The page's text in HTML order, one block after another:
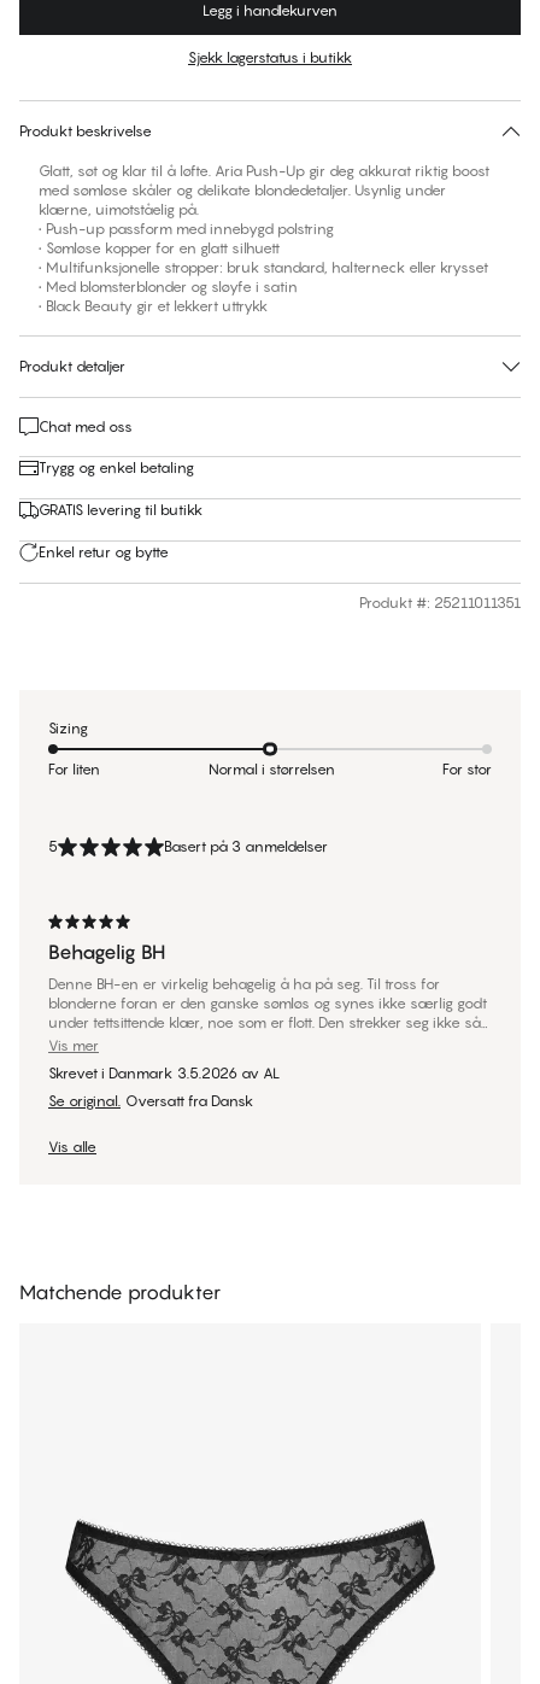
Legg i handlekurven
Sjekk lagerstatus i butikk
Produkt beskrivelse
Glatt, søt og klar til å løfte. Aria Push-Up gir deg akkurat riktig boost
med sømløse skåler og delikate blondedetaljer. Usynlig under
klærne, uimotståelig på.
• Push-up passform med innebygd polstring
• Sømløse kopper for en glatt silhuett
• Multifunksjonelle stropper: bruk standard, halterneck eller krysset
• Med blomsterblonder og sløyfe i satin
• Black Beauty gir et lekkert uttrykk
Produkt detaljer
Chat med oss
Trygg og enkel betaling
GRATIS levering til butikk
Enkel retur og bytte
Produkt #: 25211011351
5 Basert på 3 anmeldelser
Behagelig BH
Denne BH-en er virkelig behagelig å ha på seg. Til tross for
blonderne foran er den ganske sømløs og synes ikke særlig godt
under tettsittende klær, noe som er flott. Den strekker seg ikke så
mye i omkretsen.
Vis mer
Skrevet i Danmark 3.5.2026 av AL
Se original. Oversatt fra Dansk
Vis alle
Sizing
For liten Normal i størrelsen For stor
Matchende produkter